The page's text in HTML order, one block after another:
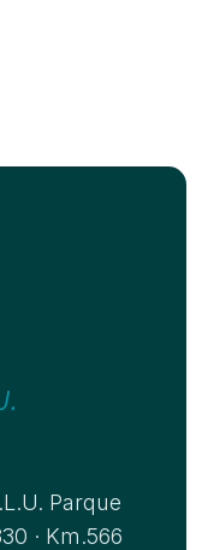
Parque
· Km.566